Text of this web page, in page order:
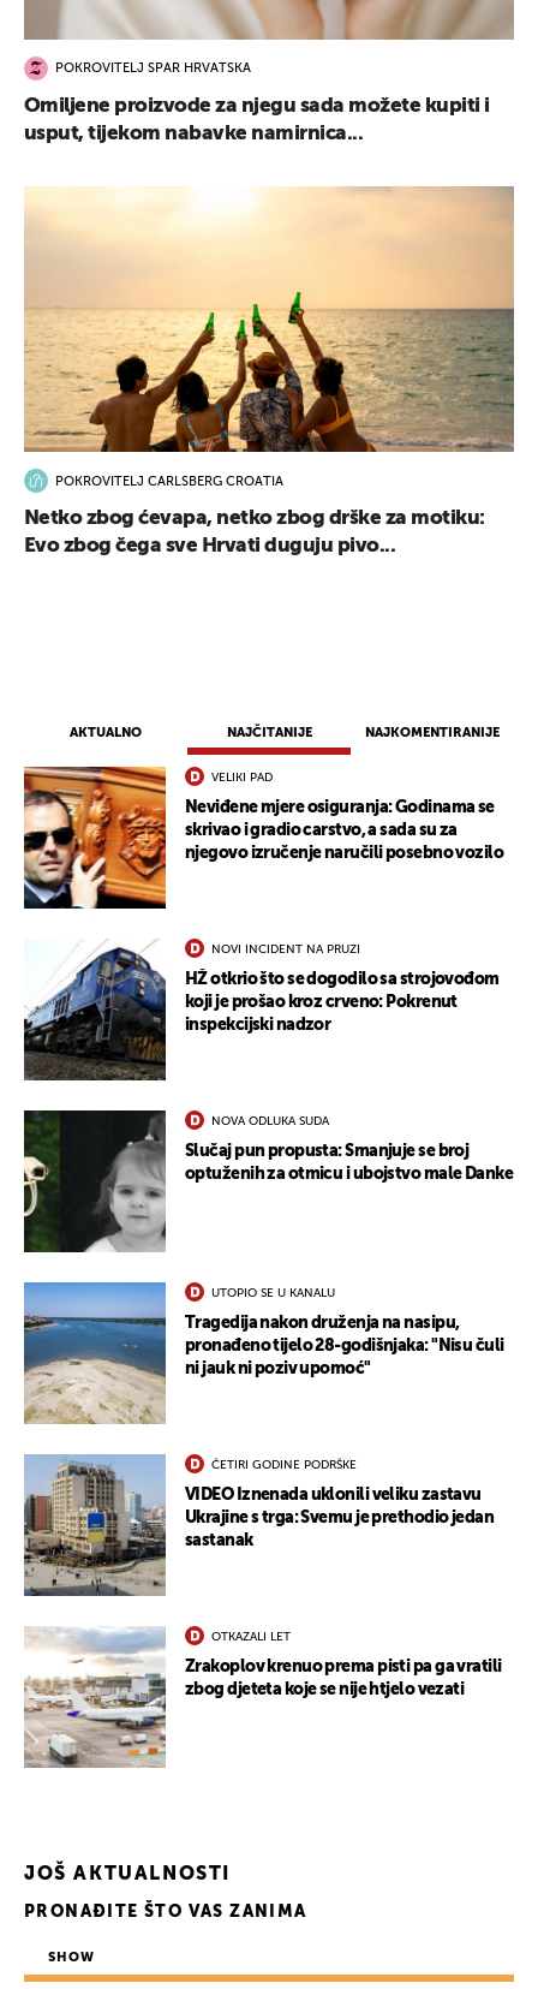
AKTUALNO NAJČITANIJE NAJKOMENTIRANIJE
VELIKI PAD
Neviđene mjere osiguranja: Godinama se
skrivao i gradio carstvo, a sada su za
njegovo izručenje naručili posebno vozilo
NOVI INCIDENT NA PRUZI
HŽ otkrio što se dogodilo sa strojovođom
koji je prošao kroz crveno: Pokrenut
inspekcijski nadzor
NOVA ODLUKA SUDA
Slučaj pun propusta: Smanjuje se broj
optuženih za otmicu i ubojstvo male Danke
UTOPIO SE U KANALU
Tragedija nakon druženja na nasipu,
pronađeno tijelo 28-godišnjaka: "Nisu čuli
ni jauk ni poziv upomoć"
ČETIRI GODINE PODRŠKE
VIDEO Iznenada uklonili veliku zastavu
Ukrajine s trga: Svemu je prethodio jedan
sastanak
OTKAZALI LET
Zrakoplov krenuo prema pisti pa ga vratili
zbog djeteta koje se nije htjelo vezati
JOŠ AKTUALNOSTI
POKROVITELJ SPAR HRVATSKA
Omiljene proizvode za njegu sada možete kupiti i
usput, tijekom nabavke namirnica...
POKROVITELJ CARLSBERG CROATIA
Netko zbog ćevapa, netko zbog drške za motiku:
Evo zbog čega sve Hrvati duguju pivo...
PRONAĐITE ŠTO VAS ZANIMA
SHOW